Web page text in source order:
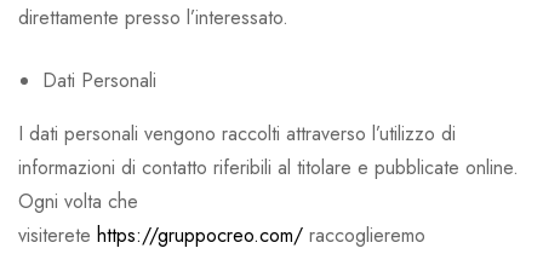
direttamente presso l’interessato.
Dati Personali
I dati personali vengono raccolti attraverso l’utilizzo di
informazioni di contatto riferibili al titolare e pubblicate online.
Ogni volta che
visiterete https://gruppocreo.com/ raccoglieremo